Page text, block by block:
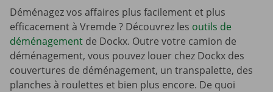
Déménagez vos affaires plus facilement et plus
efficacement à Vremde ? Découvrez les outils de
déménagement de Dockx. Outre votre camion de
déménagement, vous pouvez louer chez Dockx des
couvertures de déménagement, un transpalette, des
planches à roulettes et bien plus encore. De quoi